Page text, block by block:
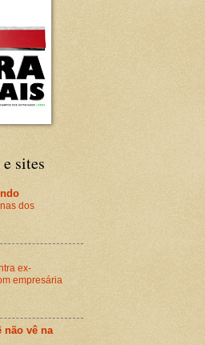
sites
dos
ex-
empresária
não vê na